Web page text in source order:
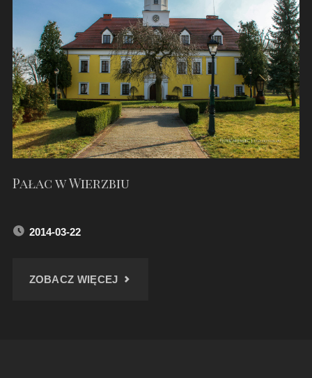
Pałac w Wierzbiu
2014-03-22
ZOBACZ WIĘCEJ"PAŁAC